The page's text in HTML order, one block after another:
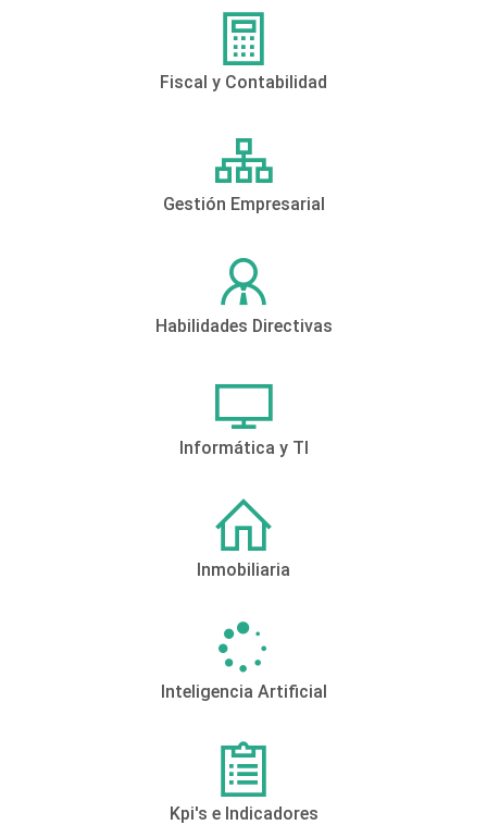
Fiscal y Contabilidad
Gestión Empresarial
Habilidades Directivas
Informática y TI
Inmobiliaria
Inteligencia Artificial
Kpi's e Indicadores